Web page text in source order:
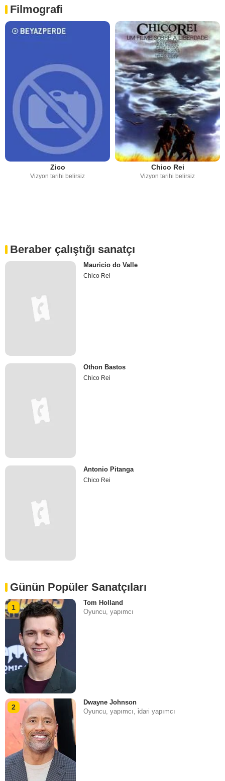
Filmografi
Zico
Vizyon tarihi belirsiz
Chico Rei
Vizyon tarihi belirsiz
Beraber çalıştığı sanatçı
Mauricio do Valle
Chico Rei
Othon Bastos
Chico Rei
Antonio Pitanga
Chico Rei
Günün Popüler Sanatçıları
1
Tom Holland
Oyuncu, yapımcı
2
Dwayne Johnson
Oyuncu, yapımcı, i̇dari yapımcı